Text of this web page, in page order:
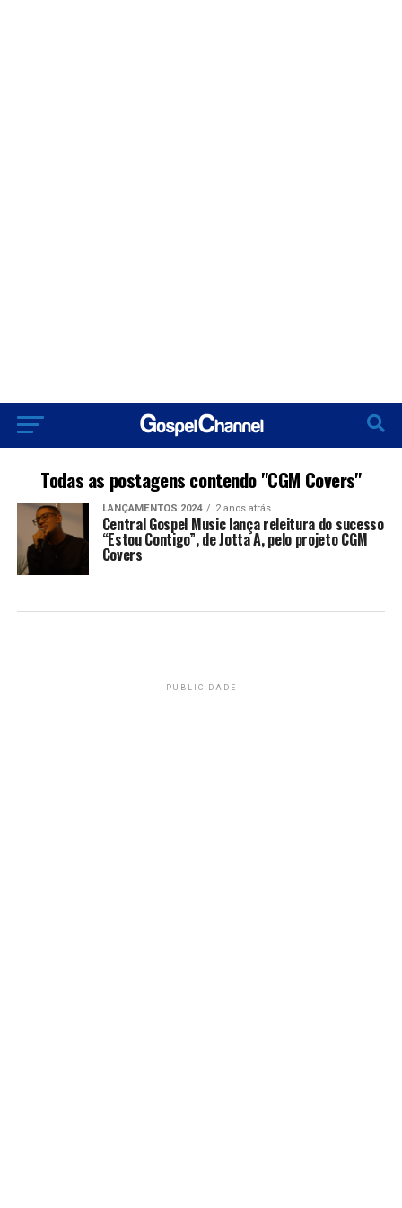
Todas as postagens contendo "CGM Covers"
LANÇAMENTOS 2024 2 anos atrás
Central Gospel Music lança releitura do sucesso
“Estou Contigo”, de Jotta A, pelo projeto CGM
Covers
PUBLICIDADE